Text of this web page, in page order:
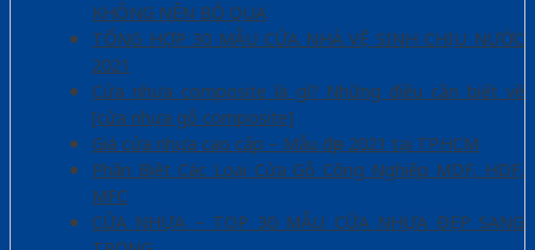
KHÔNG NÊN BỎ QUA
TỔNG HỢP 30 MẪU CỬA NHÀ VỆ SINH CHỊU NƯỚC
2021
Cửa nhựa composite là gì? Những điều cần biết về
[cửa nhựa gỗ composite]
Giá cửa nhựa cao cấp – Mẫu đẹp 2021 tại TPHCM
Phân Biệt Các Loại Cửa Gỗ Công Nghiệp MDF, HDF,
MFC
CỬA NHỰA – TOP 30 MẪU CỬA NHỰA ĐẸP SANG